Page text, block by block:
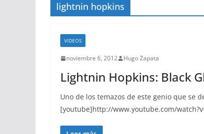
lightnin hopkins
VIDEOS
noviembre 6, 2012 Hugo Zapata
Lightnin Hopkins: Black
Uno de los temazos de este genio que se
[youtube]http://www.youtube.com/